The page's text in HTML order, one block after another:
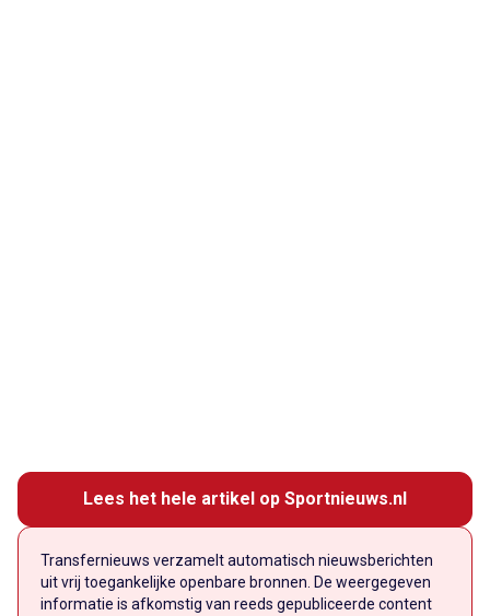
Lees het hele artikel op Sportnieuws.nl
Transfernieuws verzamelt automatisch nieuwsberichten
uit vrij toegankelijke openbare bronnen. De weergegeven
informatie is afkomstig van reeds gepubliceerde content